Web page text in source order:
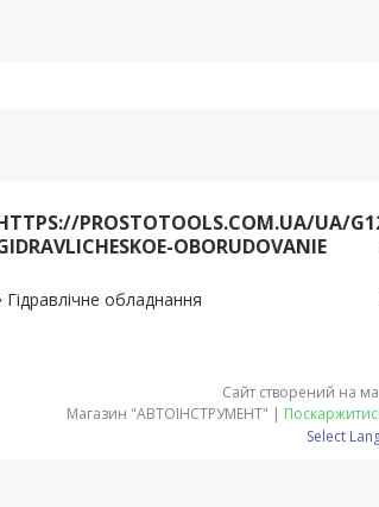
PROSTOTOOLS.COM.UA/UA/
OBORUDOVANIE
Гідравлічне обладнання
Сайт створений на
Магазин "АВТОІНСТРУМЕНТ" |
Select